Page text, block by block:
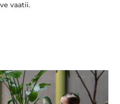
vaatii.